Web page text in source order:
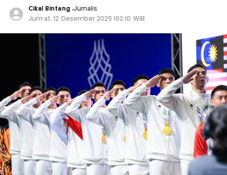
Cikal Bintang ,Jurnalis
Jum'at, 12 Desember 2025 |02:10 WIB